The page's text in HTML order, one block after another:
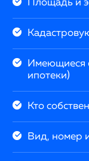
Площадь и
Имеющиеся
ипотеки)
Кто
Вид, номер